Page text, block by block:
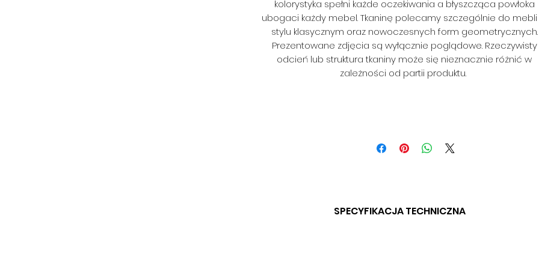
kolorystyka spełni każde oczekiwania a błyszcząca powłoka
ubogaci każdy mebel. Tkaninę polecamy szczególnie do
stylu klasycznym oraz nowoczesnych form geometrycznych.
Prezentowane zdjęcia są wyłącznie poglądowe. Rzeczywisty
odcień lub struktura tkaniny może się nieznacznie różnić w
zależności od partii produktu.
SPECYFIKACJA TECHNICZNA